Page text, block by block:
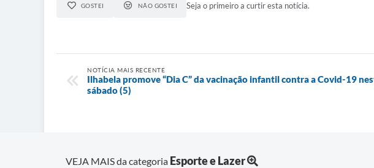
GOSTEI NÃO GOSTEI Seja o primeiro a curtir esta notícia.
NOTÍCIA MAIS RECENTE
Ilhabela promove “Dia C” da vacinação infantil contra a Covid-19
sábado (5)
VEJA MAIS da categoria Esporte e Lazer